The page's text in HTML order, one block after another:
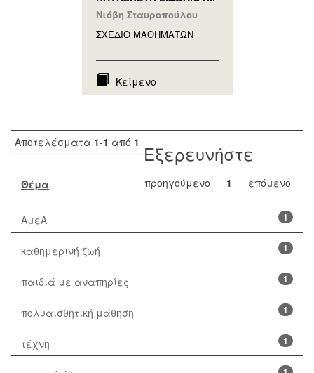
Νιόβη Σταυροπούλου
ΣΧΕΔΙΟ ΜΑΘΗΜAΤΩΝ
Κείμενο
Αποτελέσματα 1-1 από 1
προηγούμενο 1 επόμενο
Εξερευνήστε
Θέμα
1
ΑμεΑ
1
καθημερινή ζωή
1
παιδιά με αναπηρίες
1
πολυαισθητική μάθηση
1
τέχνη